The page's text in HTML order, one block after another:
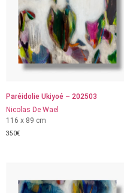
Paréidolie Ukiyoé – 202503
Nicolas De Wael
116 x 89 cm
350€